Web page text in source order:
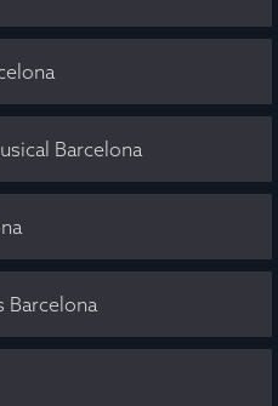
Barcelona
Barcelona